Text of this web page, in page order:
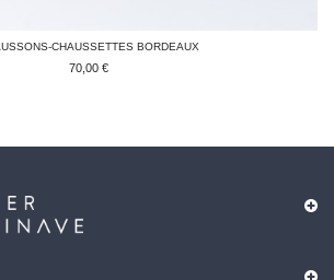
CHAUSSETTES BORDEAUX
70,00 €